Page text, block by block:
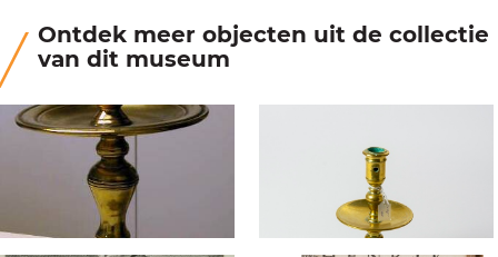
Ontdek meer objecten uit de collectie
van dit museum